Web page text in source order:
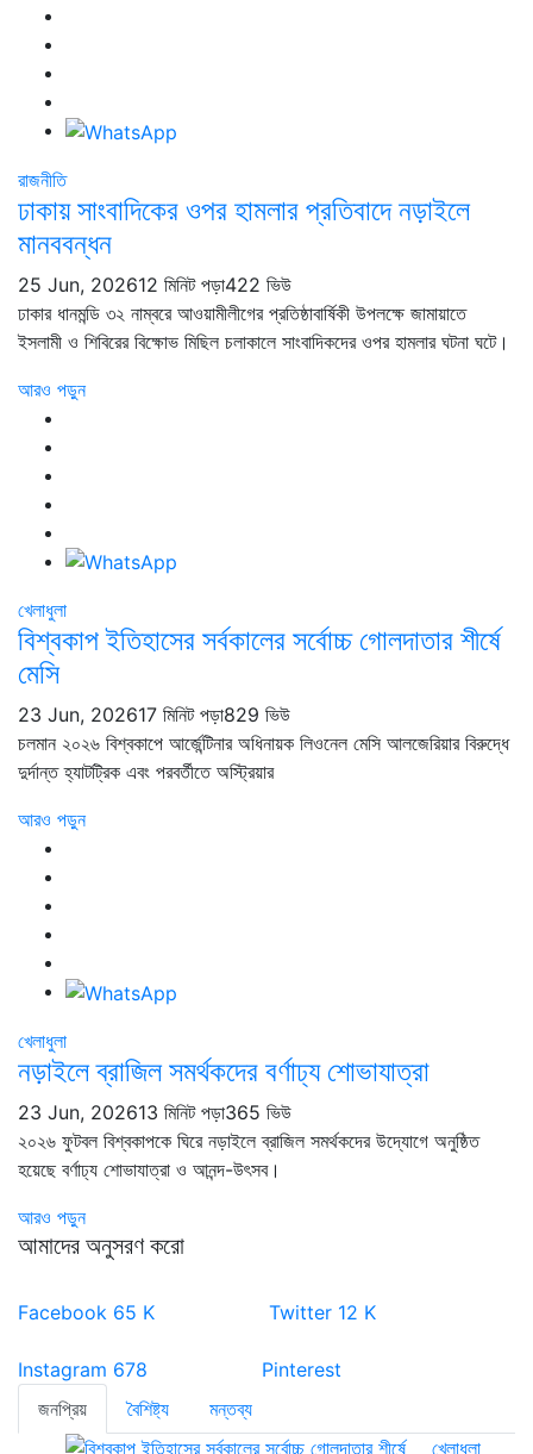
রাজনীতি
ঢাকায় সাংবাদিকের ওপর হামলার প্রতিবাদে নড়াইলে
মানববন্ধন
25 Jun, 202612 মিনিট পড়া422 ভিউ
ঢাকার ধানমন্ডি ৩২ নাম্বরে আওয়ামীলীগের প্রতিষ্ঠাবার্ষিকী উপলক্ষে জামায়াতে
ইসলামী ও শিবিরের বিক্ষোভ মিছিল চলাকালে সাংবাদিকদের ওপর হামলার ঘটনা ঘটে।
আরও পড়ুন
খেলাধুলা
বিশ্বকাপ ইতিহাসের সর্বকালের সর্বোচ্চ গোলদাতার শীর্ষে
মেসি
23 Jun, 202617 মিনিট পড়া829 ভিউ
চলমান ২০২৬ বিশ্বকাপে আর্জেন্টিনার অধিনায়ক লিওনেল মেসি আলজেরিয়ার বিরুদ্ধে
দুর্দান্ত হ্যাটট্রিক এবং পরবর্তীতে অস্ট্রিয়ার
আরও পড়ুন
খেলাধুলা
নড়াইলে ব্রাজিল সমর্থকদের বর্ণাঢ্য শোভাযাত্রা
23 Jun, 202613 মিনিট পড়া365 ভিউ
২০২৬ ফুটবল বিশ্বকাপকে ঘিরে নড়াইলে ব্রাজিল সমর্থকদের উদ্যোগে অনুষ্ঠিত
হয়েছে বর্ণাঢ্য শোভাযাত্রা ও আনন্দ-উৎসব।
আরও পড়ুন
আমাদের অনুসরণ করো
Facebook 65 K Twitter 12 K
Instagram 678
Pinterest
জনপ্রিয়
বৈশিষ্ট্য
মন্তব্য
খেলাধুলা